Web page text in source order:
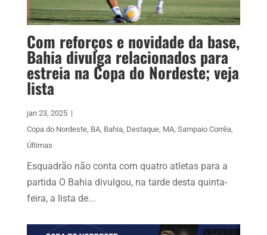
Com reforços e novidade da base,
Bahia divulga relacionados para
estreia na Copa do Nordeste; veja
lista
jan 23, 2025 |
Copa do Nordeste, BA, Bahia, Destaque, MA, Sampaio Corrêa,
Últimas
Esquadrão não conta com quatro atletas para a
partida O Bahia divulgou, na tarde desta quinta-
feira, a lista de...